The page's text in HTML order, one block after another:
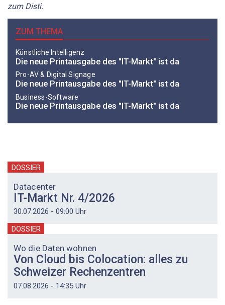
zum Disti.
ZUM THEMA
Künstliche Intelligenz
Die neue Printausgabe des "IT-Markt" ist da
Pro-AV & Digital Signage
Die neue Printausgabe des "IT-Markt" ist da
Business-Software
Die neue Printausgabe des "IT-Markt" ist da
DOSSIER
Datacenter
IT-Markt Nr. 4/2026
30.07.2026 - 09:00 Uhr
DOSSIER
Wo die Daten wohnen
Von Cloud bis Colocation: alles zu
Schweizer Rechenzentren
07.08.2026 - 14:35 Uhr